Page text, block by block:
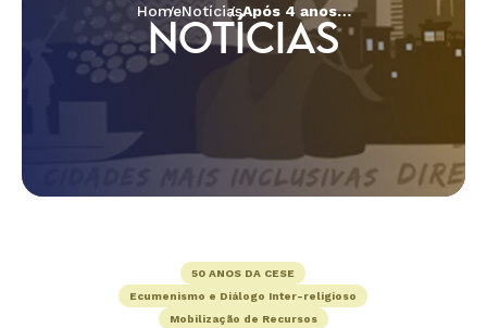
HomeNotícias Após 4 anos, CESE retoma Feijoada Solidária e recebe mais de 250 pessoas em sua casa
NOTÍCIAS
50 ANOS DA CESE
Ecumenismo e Diálogo Inter-religioso
Mobilização de Recursos